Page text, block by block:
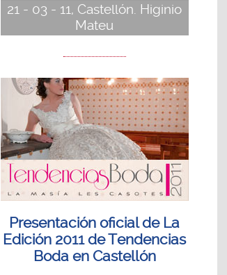
21 - 03 - 11, Castellón. Higinio
Mateu
Presentación oficial de La
Edición 2011 de Tendencias
Boda en Castellón